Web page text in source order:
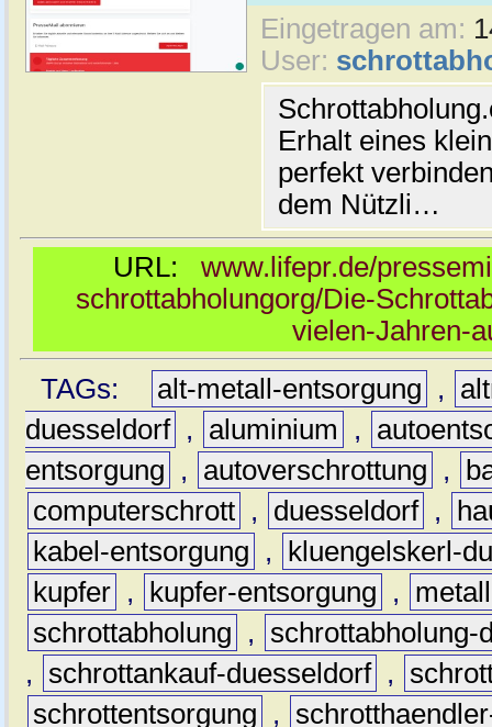
Eingetragen am:
User:
Erhalt eines
perfekt
dem Nützli…
URL: www.lifepr.de/
schrottabholungorg/Die-
vielen-Jahren-
TAGs:
alt-metall-entsorgung ,
duesseldorf , aluminium ,
entsorgung
, autoverschrottung ,
computerschrott , duesseldorf ,
kabel-entsorgung
,
kluengelskerl-
kupfer , kupfer-entsorgung ,
metall
schrottabholung
,
schrottabholung-
,
schrottankauf-duesseldorf ,
schrottentsorgung
,